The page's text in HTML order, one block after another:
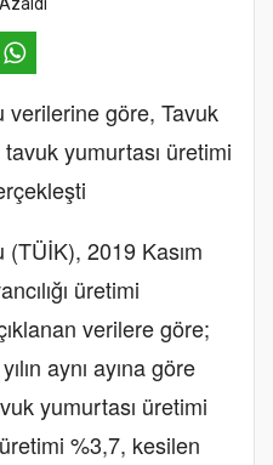
göre, Tavuk
yumurtası üretimi
2019 Kasım
üretimi
verilere göre;
aynı ayına göre
yumurtası üretimi
%3,7, kesilen